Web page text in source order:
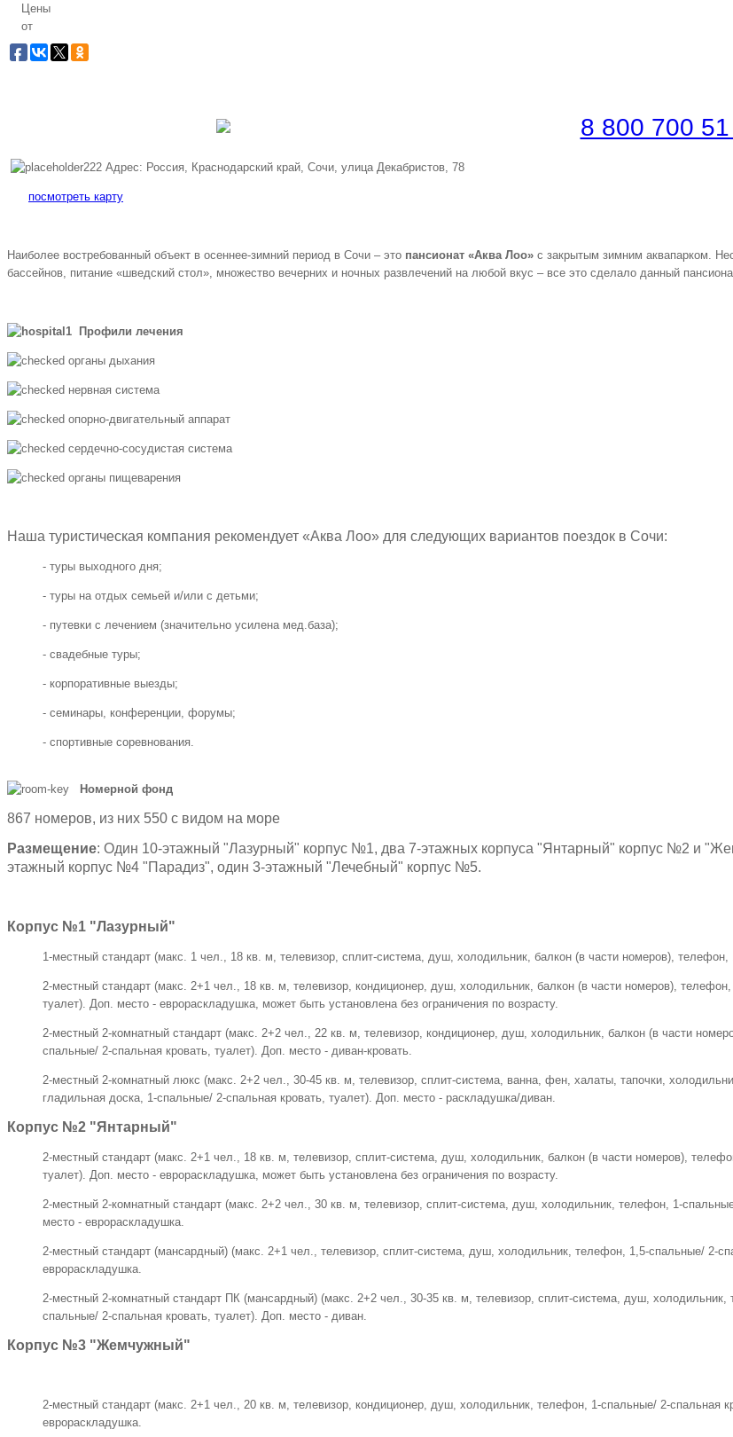
Цены
от
8 800 700
Адрес: Россия, Краснодарский край, Сочи, улица Декабристов, 78
посмотреть карту
Наиболее востребованный объект в осеннее-зимний период в Сочи – это пансионат «Аква Лоо» с закрытым зимним аквапарком.
бассейнов, питание «шведский стол», множество вечерних и ночных развлечений на любой вкус – все это сделало данный
Профили лечения
органы дыхания
нервная система
опорно-двигательный аппарат
сердечно-сосудистая система
органы пищеварения
Наша туристическая компания рекомендует «Аква Лоо» для следующих вариантов поездок в Сочи:
- туры выходного дня;
- туры на отдых семьей и/или с детьми;
- путевки с лечением (значительно усилена мед.база);
- свадебные туры;
- корпоративные выезды;
- семинары, конференции, форумы;
- спортивные соревнования.
Номерной фонд
867 номеров, из них 550 с видом на море
Размещение: Один 10-этажный "Лазурный" корпус №1, два 7-этажных корпуса "Янтарный" корпус №2 и
этажный корпус №4 "Парадиз", один 3-этажный "Лечебный" корпус №5.
Корпус №1 "Лазурный"
1-местный стандарт (макс. 1 чел., 18 кв. м, телевизор, сплит-система, душ, холодильник, балкон (в части номеров), телефон,
2-местный стандарт (макс. 2+1 чел., 18 кв. м, телевизор, кондиционер, душ, холодильник, балкон (в части номеров),
туалет). Доп. место - еврораскладушка, может быть установлена без ограничения по возрасту.
2-местный 2-комнатный стандарт (макс. 2+2 чел., 22 кв. м, телевизор, кондиционер, душ, холодильник, балкон (в части
спальные/ 2-спальная кровать, туалет). Доп. место - диван-кровать.
2-местный 2-комнатный люкс (макс. 2+2 чел., 30-45 кв. м, телевизор, сплит-система, ванна, фен, халаты, тапочки,
гладильная доска, 1-спальные/ 2-спальная кровать, туалет). Доп. место - раскладушка/диван.
Корпус №2 "Янтарный"
2-местный стандарт (макс. 2+1 чел., 18 кв. м, телевизор, сплит-система, душ, холодильник, балкон (в части номеров),
туалет). Доп. место - еврораскладушка, может быть установлена без ограничения по возрасту.
2-местный 2-комнатный стандарт (макс. 2+2 чел., 30 кв. м, телевизор, сплит-система, душ, холодильник, телефон, 1-
место - еврораскладушка.
2-местный стандарт (мансардный) (макс. 2+1 чел., телевизор, сплит-система, душ, холодильник, телефон, 1,5-спальные/ 2-
еврораскладушка.
2-местный 2-комнатный стандарт ПК (мансардный) (макс. 2+2 чел., 30-35 кв. м, телевизор, сплит-система, душ,
спальные/ 2-спальная кровать, туалет). Доп. место - диван.
Корпус №3 "Жемчужный"
2-местный стандарт (макс. 2+1 чел., 20 кв. м, телевизор, кондиционер, душ, холодильник, телефон, 1-спальные/ 2-спальная
еврораскладушка.